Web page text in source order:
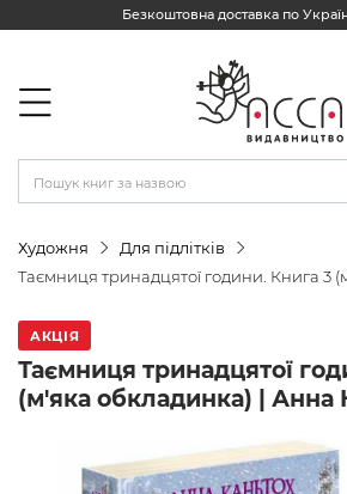
Безкоштовна доставка по
Художня
Для підлітків
Таємниця тринадцятої години. Книга 3
АКЦІЯ
Таємниця тринадцятої
(м'яка обкладинка) | Анна